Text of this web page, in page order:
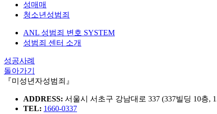
성매매
청소년성범죄
ANL 성범죄 변호 SYSTEM
성범죄 센터 소개
성공사례
돌아가기
『미성년자성범죄』
ADDRESS: 서울시 서초구 강남대로 337 (337빌딩 10층,
TEL: 1660-0337